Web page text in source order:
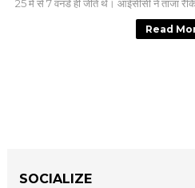
25 में से 7 वनडे ही जीते थे। आईसीसी ने ताजा
Read
SOCIALIZE